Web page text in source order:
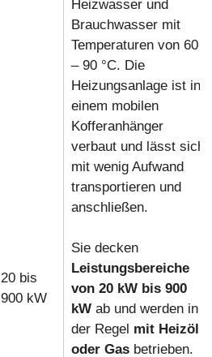
20 bis
900 kW
Heizwasser und
Brauchwasser mit
Temperaturen von 60
– 90 °C. Die
Heizungsanlage ist in
einem mobilen
Kofferanhänger
verbaut und lässt sich
mit wenig Aufwand
transportieren und
anschließen.
Sie decken
Leistungsbereiche
von 20 kW bis 900
kWab und werden in
der Regel mit Heizöl
oder Gasbetrieben.